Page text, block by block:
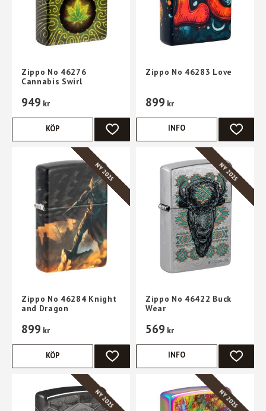
Zippo No 46276
Cannabis Swirl
949 kr
LÄGG TILL I FAVORITER
KÖP
Zippo No 46283 Love
899 kr
LÄGG
INFO
Zippo No 46284 Knight
and Dragon
899 kr
NY 2025
LÄGG TILL I FAVORITER
KÖP
Zippo No 46422 Buck
Wear
569 kr
NY 2025
LÄGG
INFO
NY 2025 NY 2025